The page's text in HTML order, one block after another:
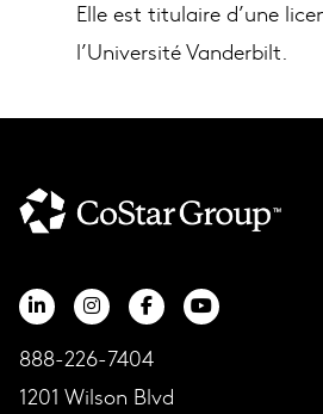
Elle est titulaire d’une
l’Université Vanderbilt.
888-226-7404
1201 Wilson Blvd